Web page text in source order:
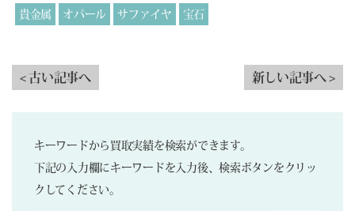
貴金属
オパール サファイヤ 宝石
< 古い記事へ 新しい記事へ >
キーワードから買取実績を検索ができます。
下記の入力欄にキーワードを入力後、検索ボタンをクリッ
クしてください。